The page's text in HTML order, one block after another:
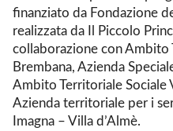
finanziato da Fondazione
realizzata da Il Piccolo
collaborazione con Ambito
Brembana, Azienda
Ambito Territoriale Sociale
Azienda territoriale per i
Imagna – Villa d’Almè.